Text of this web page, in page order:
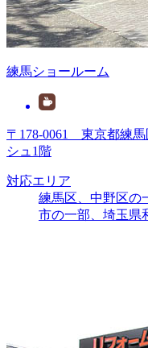
練馬ショールーム
〒178-0061 東京都練
シュ1階
対応エリア
練馬区、中野区の
市の一部、埼玉県